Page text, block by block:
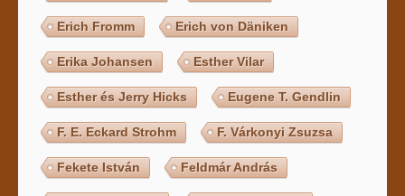
Erich Fromm Erich von Däniken
Erika Johansen Esther Vilar
Esther és Jerry Hicks Eugene T. Gendlin
F. E. Eckard Strohm F. Várkonyi Zsuzsa
Fekete István Feldmár András